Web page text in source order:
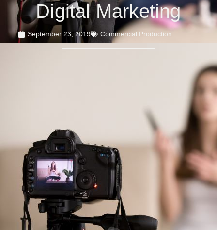
Digital Marketing
September 23, 2019 Commercial Production